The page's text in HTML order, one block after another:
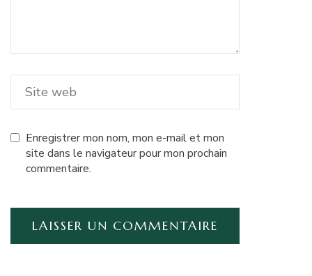
Enregistrer mon nom, mon e-mail et mon
site dans le navigateur pour mon prochain
commentaire.